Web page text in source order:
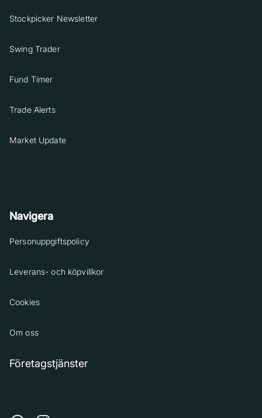
Stockpicker Newsletter
Swing Trader
Fund Timer
Trade Alerts
Market Update
Navigera
Personuppgiftspolicy
Leverans- och köpvillkor
Cookies
Om oss
Företagstjänster